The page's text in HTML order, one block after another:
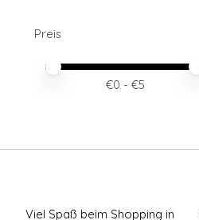
Preis
Preis – Mindestwert
Price maximum value
€0 - €5
Viel Spaß beim Shopping in